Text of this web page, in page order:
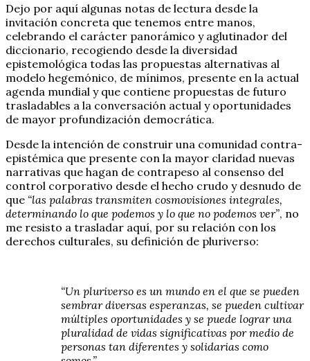
Dejo por aquí algunas notas de lectura desde la
invitación concreta que tenemos entre manos,
celebrando el carácter panorámico y aglutinador del
diccionario, recogiendo desde la diversidad
epistemológica todas las propuestas alternativas al
modelo hegemónico, de mínimos, presente en la actual
agenda mundial y que contiene propuestas de futuro
trasladables a la conversación actual y oportunidades
de mayor profundización democrática.
Desde la intención de construir una comunidad contra-
epistémica que presente con la mayor claridad nuevas
narrativas que hagan de contrapeso al consenso del
control corporativo desde el hecho crudo y desnudo de
que “las palabras transmiten cosmovisiones integrales,
determinando lo que podemos y lo que no podemos ver”, no
me resisto a trasladar aquí, por su relación con los
derechos culturales, su definición de pluriverso:
“Un pluriverso es un mundo en el que se pueden
sembrar diversas esperanzas, se pueden cultivar
múltiples oportunidades y se puede lograr una
pluralidad de vidas significativas por medio de
personas tan diferentes y solidarias como